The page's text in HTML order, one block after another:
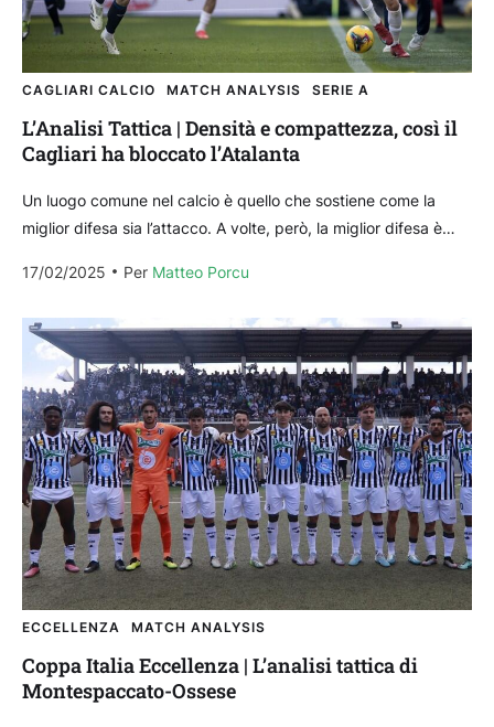
CAGLIARI CALCIO MATCH ANALYSIS SERIE A
L’Analisi Tattica | Densità e compattezza, così il
Cagliari ha bloccato l’Atalanta
Un luogo comune nel calcio è quello che sostiene come la
miglior difesa sia l’attacco. A volte, però, la miglior difesa è
17/02/2025
Per Matteo Porcu
ECCELLENZA MATCH ANALYSIS
Coppa Italia Eccellenza | L’analisi tattica di
Montespaccato-Ossese